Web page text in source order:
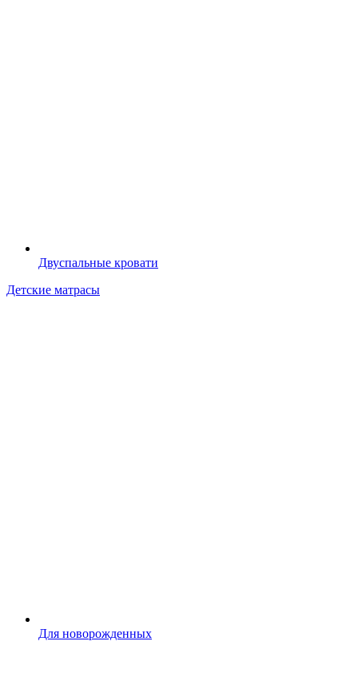
Двуспальные кровати
Детские матрасы
Для новорожденных